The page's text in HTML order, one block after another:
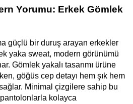
Yorumu: Erkek Gömlek
güçlü bir duruş arayan erkekler
yaka sweat, modern görünümü
Gömlek yakalı tasarımı ürüne
göğüs cep detayı hem şık hem
Minimal çizgilere sahip bu
kolayca